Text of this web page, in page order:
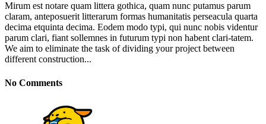
Mirum est notare quam littera gothica, quam nunc putamus parum
claram, anteposuerit litterarum formas humanitatis perseacula quarta
decima etquinta decima. Eodem modo typi, qui nunc nobis videntur
parum clari, fiant sollemnes in futurum typi non habent clari-tatem.
We aim to eliminate the task of dividing your project between
different construction...
No Comments